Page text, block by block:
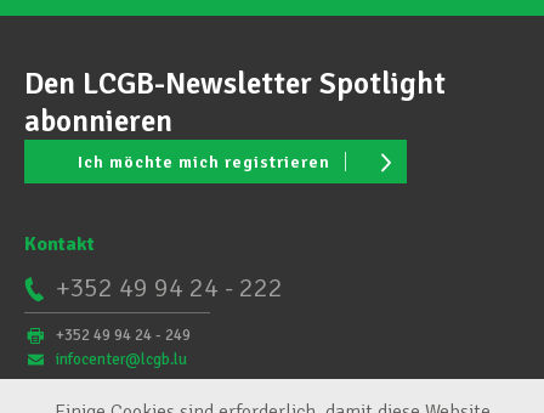
Den LCGB-Newsletter Spotlight
abonnieren
Ich möchte mich registrieren
Kontakt
+352 49 94 24 - 222
+352 49 94 24 - 249
infocenter@lcgb.lu